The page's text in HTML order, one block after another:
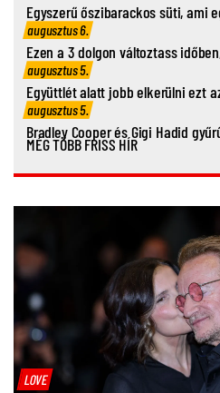
Egyszerű őszibarackos süti, ami
augusztus 6.
Ezen a 3 dolgon változtass
augusztus 5.
Együttlét alatt jobb elkerülni ezt
augusztus 5.
Bradley Cooper és Gigi Hadid
MÉG TÖBB FRISS HÍR
LOVE